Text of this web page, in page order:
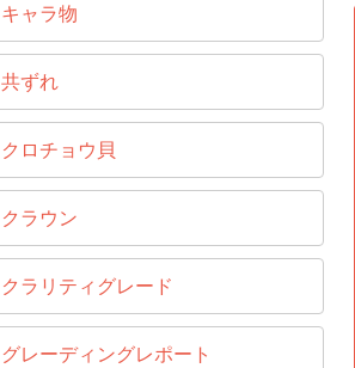
キャラ物
共ずれ
クロチョウ貝
クラウン
クラリティグレード
グレーディングレポート